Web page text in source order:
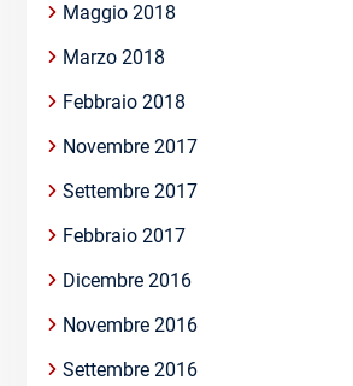
Maggio 2018
Marzo 2018
Febbraio 2018
Novembre 2017
Settembre 2017
Febbraio 2017
Dicembre 2016
Novembre 2016
Settembre 2016